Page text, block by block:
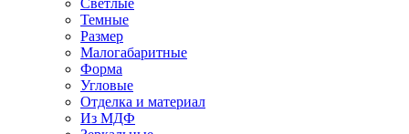
Светлые
Темные
Размер
Малогабаритные
Форма
Угловые
Отделка и материал
Из МДФ